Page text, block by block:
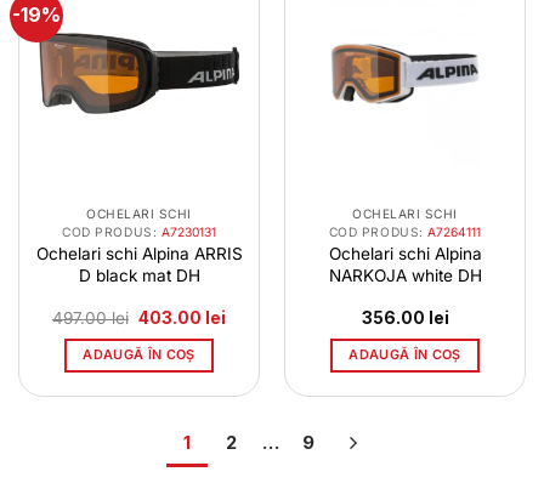
-19%
OCHELARI SCHI
COD PRODUS: A7230131
Ochelari schi Alpina ARRIS
D black mat DH
497.00lei Prețul
a
fost:
497.00 lei.
403.00 lei
ADAUGĂ ÎN COȘ
OCHELARI SCHI
COD PRODUS:A7264111
Ochelari schi Alpina
NARKOJA white DH
356.00 lei
ADAUGĂ ÎN COȘ
1 2 … 9